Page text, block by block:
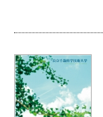
大学で学びたい